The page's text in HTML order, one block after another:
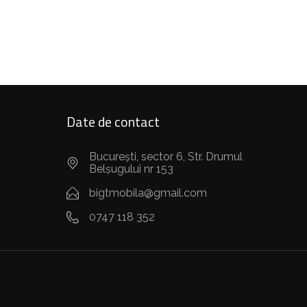
Date de contact
București, sector 6, Str. Drumul
Belșugului nr 153
bigtmobila@gmail.com
0747 118 352